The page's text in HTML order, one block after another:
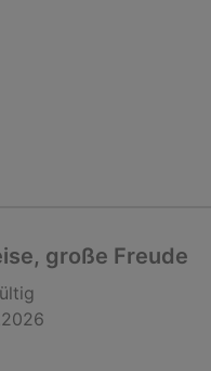
große Freude